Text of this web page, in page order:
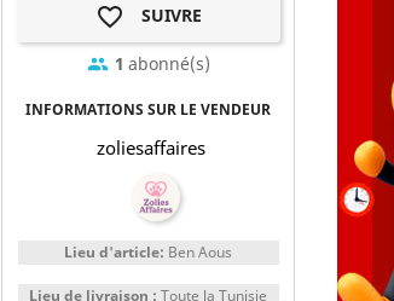
favorite_border SUIVRE
group 1 abonné(s)
INFORMATIONS SUR LE VENDEUR
zoliesaffaires
Lieu d'article: Ben Aous
Lieu de livraison :Toute la Tunisie